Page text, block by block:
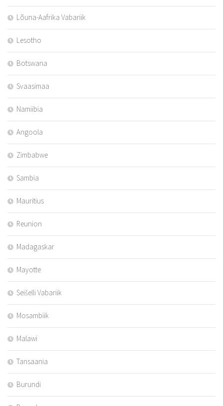
Lõuna-Aafrika Vabariik
Lesotho
Botswana
Svaasimaa
Namiibia
Angoola
Zimbabwe
Sambia
Mauritius
Reunion
Madagaskar
Mayotte
Seišelli Vabariik
Mosambiik
Malawi
Tansaania
Burundi